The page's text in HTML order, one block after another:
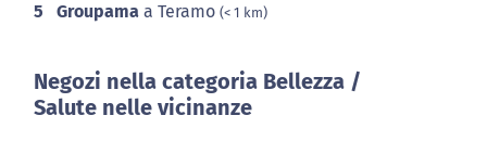
5 Groupama a Teramo (< 1 km)
Negozi nella categoria Bellezza /
Salute nelle vicinanze